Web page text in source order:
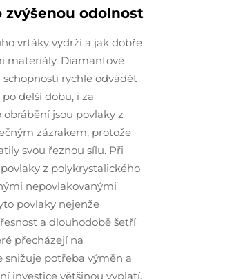
zvýšenou odolnost
vrtáky vydrží a jak dobře
materiály. Diamantové
rychle odvádět
delší dobu, i za
jsou povlaky z
zázrakem, protože
svou řeznou sílu. Při
z polykrystalického
nepovlakovanými
povlaky nejenže
a dlouhodobě šetří
přecházejí na
snižuje potřeba výměn a
investice většinou vyplatí.